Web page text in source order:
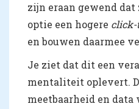
zijn eraan gewend
optie een hogere click-
en bouwen daarmee
Je ziet dat dit een
mentaliteit oplevert.
meetbaarheid en data